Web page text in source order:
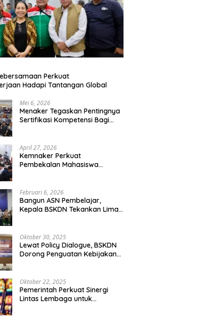
Perkuat
Hadapi Tantangan Global
Mei 6, 2026
Menaker Tegaskan Pentingnya
Sertifikasi Kompetensi Bagi
April 27, 2026
Kemnaker Perkuat
Pembekalan Mahasiswa
Februari 6, 2026
Bangun ASN Pembelajar,
Kepala BSKDN Tekankan Lima
Oktober 30, 2025
Lewat Policy Dialogue, BSKDN
Dorong Penguatan Kebijakan
Oktober 22, 2025
Pemerintah Perkuat Sinergi
Lintas Lembaga untuk